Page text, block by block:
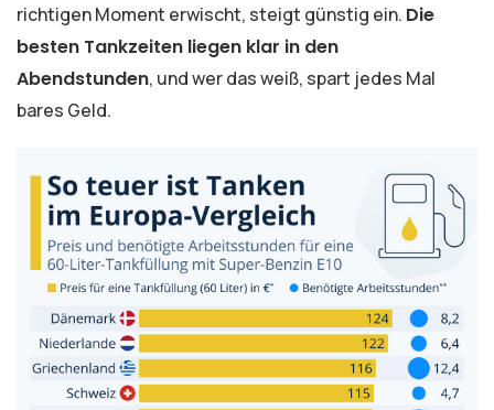
richtigen Moment erwischt, steigt günstig ein. Die
besten Tankzeiten liegen klar in den
Abendstunden, und wer das weiß, spart jedes Mal
bares Geld.